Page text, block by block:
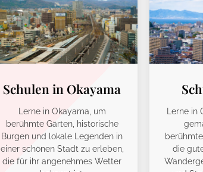
Schulen in Okayama
Lerne in Okayama, um
berühmte Gärten, historische
Burgen und lokale Legenden in
einer schönen Stadt zu erleben,
die für ihr angenehmes Wetter
Lerne in
die